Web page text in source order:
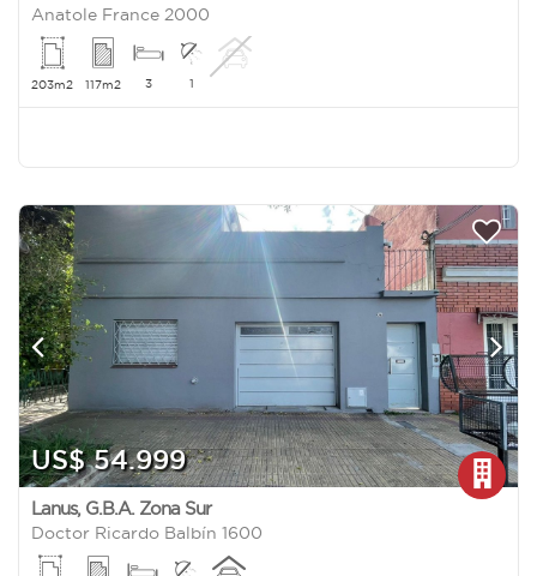
Anatole France 2000
203m2 117m2 3 1
US$ 54.999
Lanus, G.B.A. Zona Sur
Doctor Ricardo Balbín 1600